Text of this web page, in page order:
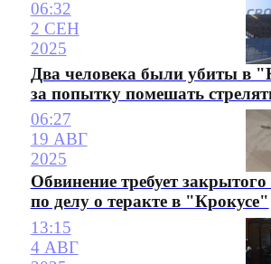
06:32
2 СЕН
2025
Два человека были убиты в
за попытку помешать
06:27
19 АВГ
2025
Обвинение требует закрытого
по делу о теракте в "Крокусе"
13:15
4 АВГ